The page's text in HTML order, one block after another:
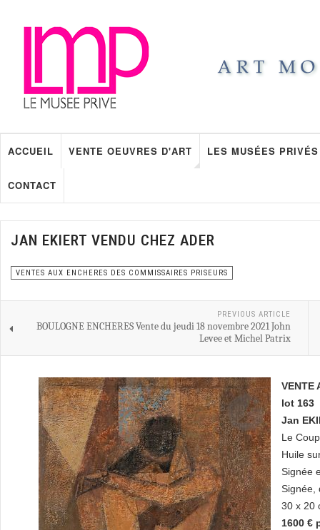
ACCUEIL VENTE OEUVRES D'ART LES MUSÉES PRIVÉS
CONTACT
JAN EKIERT VENDU CHEZ ADER
VENTES AUX ENCHERES DES COMMISSAIRES PRISEURS
PREVIOUS ARTICLE
BOULOGNE ENCHERES Vente du jeudi 18 novembre 2021 John
Levee et Michel Patrix
VENTE
lot 163
Jan
Le
Huile
Signée
Signée,
30 x 20
1600 €